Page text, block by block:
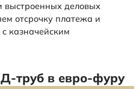
выстроенных деловых
отсрочку платежа и
казначейским
труб в евро-фуру